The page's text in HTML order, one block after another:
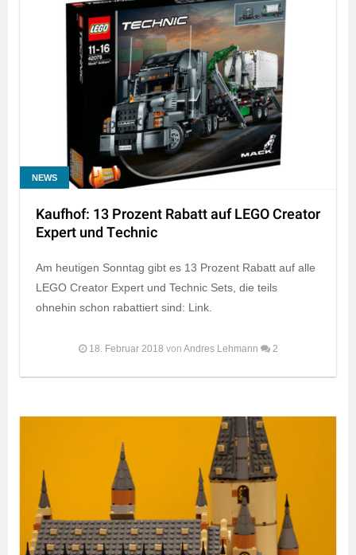
NEWS
Kaufhof: 13 Prozent Rabatt auf LEGO Creator
Expert und Technic
Am heutigen Sonntag gibt es 13 Prozent Rabatt auf alle
LEGO Creator Expert und Technic Sets, die teils
ohnehin schon rabattiert sind: Link.
18. Februar 2018 von Andres Lehmann 2